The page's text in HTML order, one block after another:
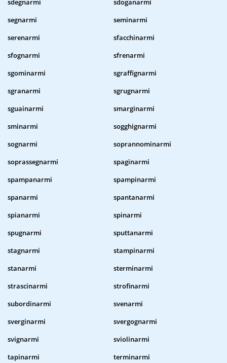
sdegnarmi
sdoganarmi
segnarmi
seminarmi
serenarmi
sfacchinarmi
sfognarmi
sfrenarmi
sgominarmi
sgraffignarmi
sgranarmi
sgrugnarmi
sguainarmi
smarginarmi
sminarmi
sogghignarmi
sognarmi
soprannominarmi
soprassegnarmi
spaginarmi
spampanarmi
spampinarmi
spanarmi
spantanarmi
spianarmi
spinarmi
spugnarmi
sputtanarmi
stagnarmi
stampinarmi
stanarmi
sterminarmi
strascinarmi
strofinarmi
subordinarmi
svenarmi
sverginarmi
svergognarmi
svignarmi
sviolinarmi
tapinarmi
terminarmi